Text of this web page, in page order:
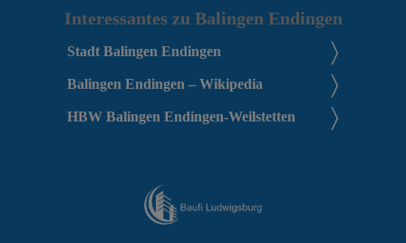
Interessantes zu Balingen Endingen
Stadt Balingen Endingen
Balingen Endingen – Wikipedia
HBW Balingen Endingen-Weilstetten